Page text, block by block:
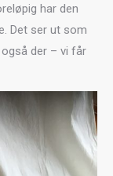
har den
Det ser ut som
der – vi får